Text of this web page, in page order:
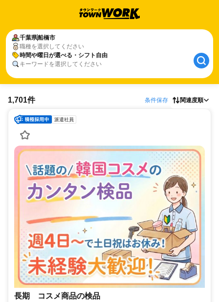
千葉県船橋市
職種を選択してください
時間や曜日が選べる・シフト自由
キーワードを選択してください
1,701件 条件保存 関連度順
派遣社員
長期 コスメ商品の検品